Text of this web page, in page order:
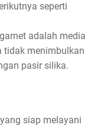
seperti
adalah media
tidak menimbulkan
pasir silika.
siap melayani